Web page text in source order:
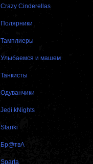
Crazy Cinderellas
Полярники
Тамплиеры
Улыбаемся и машем
Танкисты
Одуванчики
Jedi kNights
Stariki
Бр@твА
Sparta